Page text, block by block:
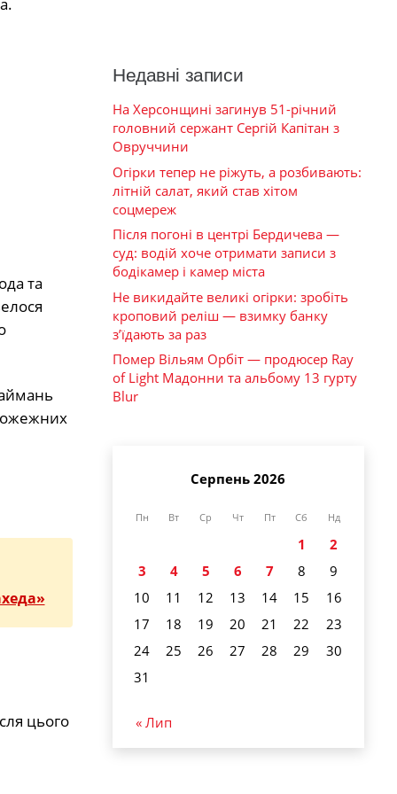
та
цього
Недавні записи
На Херсонщині загинув 51-річний
головний сержант Сергій Капітан з
Овруччини
Огірки тепер не ріжуть, а розбивають:
літній салат, який став хітом
соцмереж
Після погоні в центрі Бердичева —
суд: водій хоче отримати записи з
бодікамер і камер міста
Не викидайте великі огірки: зробіть
кроповий реліш — взимку банку
з’їдають за раз
Помер Вільям Орбіт — продюсер Ray
of Light Мадонни та альбому 13 гурту
Blur
Серпень 2026
Пн Вт Ср Чт Пт Сб Нд
1
2
3
4 5 6 7 8
9
10
11 12 13 14 15
16
17
18 19 20 21 22
23
24
25 26 27 28 29
30
31
« Лип